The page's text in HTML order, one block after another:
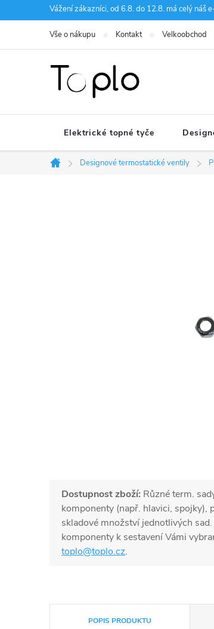
na
Vážení zákazníci, od 6.8. do 12.8. má celý náš
Vše o nákupu Kontakt Velkoobchod
Elektrické topné tyče
Domů
Designové termostatické ventily
Dostupnost zboží: Různé term.
komponenty (např. hlavici, spojky),
skladové množství jednotlivých
komponenty k sestavení Vámi
toplo@toplo.cz.
POPIS PRODUKTU